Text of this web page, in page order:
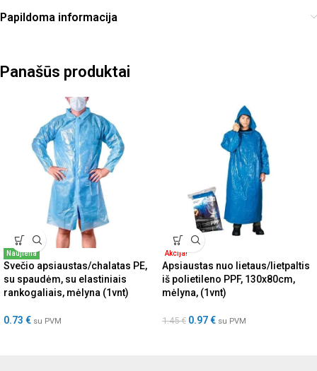
Papildoma informacija
Panašūs produktai
Naujiena
Svečio apsiaustas/chalatas PE,
su spaudėm, su elastiniais
rankogaliais, mėlyna (1vnt)
0.73 € su PVM
Akcija!
Apsiaustas nuo lietaus/lietpaltis
iš polietileno PPF, 130x80cm,
mėlyna, (1vnt)
1.45€ 0.97€ su PVM